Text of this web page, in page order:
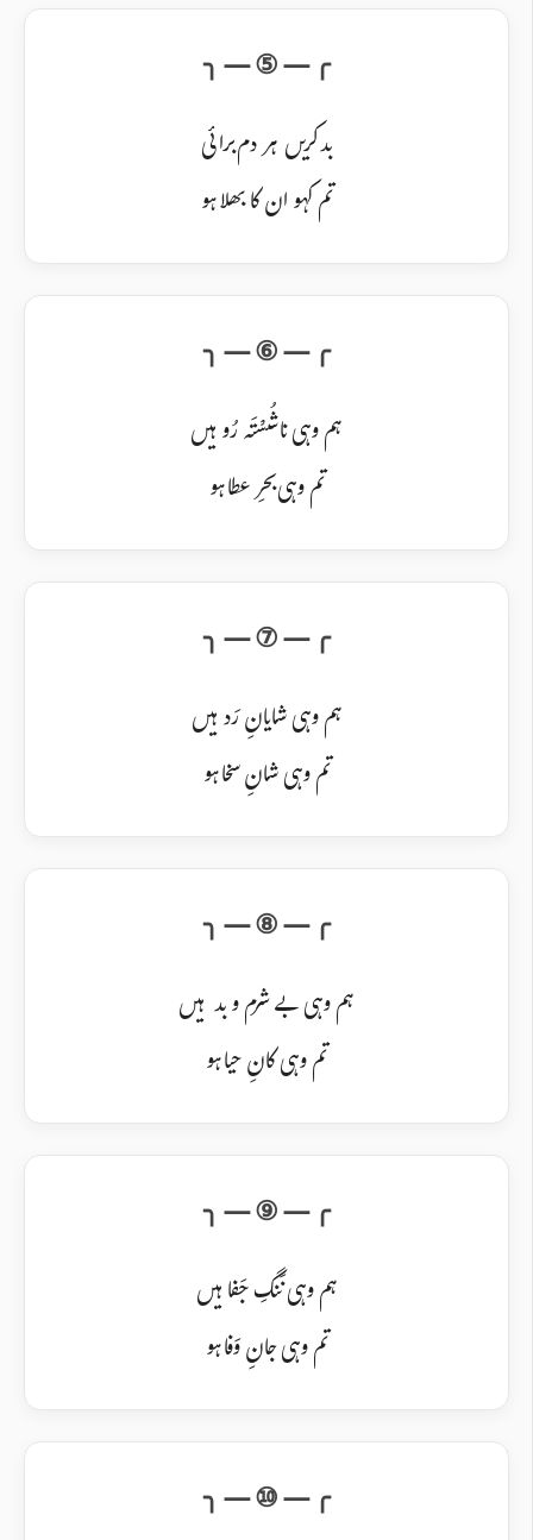
بد کریں ہر دم برائی
تم کہو ان کا بھلا ہو
ہم وہی ناشُسْتَہ رُو ہیں
تم وہی بحرِ عطا ہو
ہم وہی شایانِ رَد ہیں
تم وہی شانِ سخا ہو
ہم وہی بے شرم و بد ہیں
تم وہی کانِ حیا ہو
ہم وہی نَنگِ جَفا ہیں
تم وہی جانِ وَفا ہو